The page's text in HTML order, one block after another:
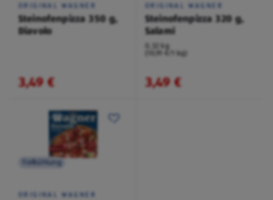
ORIGINAL WAGNER
Steinofenpizza 350 g,
Diavolo
3,49 €
ORIGINAL WAGNER
Steinofenpizza 320 g,
Salami
0,32 kg
(10,91 €/1 kg)
3,49 €
Tiefkühlung
ORIGINAL WAGNER